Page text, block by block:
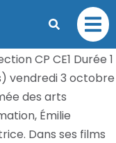
26 mai 2025
CP CE1 Durée 1
vendredi 3 octobre
des arts
Émilie
Dans ses films